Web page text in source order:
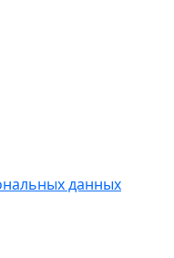
данных